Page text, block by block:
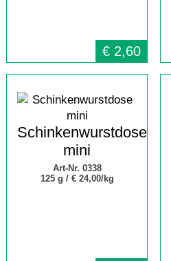
€ 2,60
Schinkenwurstdose
mini
Art-Nr. 0338
125 g / € 24,00/kg